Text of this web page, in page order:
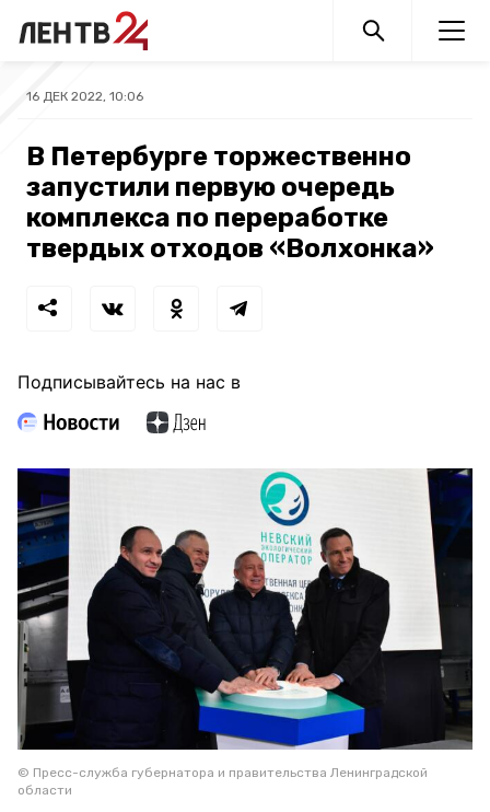
16 ДЕК 2022, 10:06
В Петербурге торжественно
запустили первую очередь
комплекса по переработке
твердых отходов «Волхонка»
Подписывайтесь на нас в
© Пресс-служба губернатора и правительства Ленинградской
области